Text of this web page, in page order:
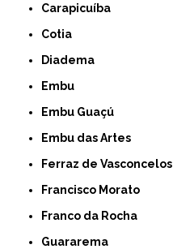
Carapicuíba
Cotia
Diadema
Embu
Embu Guaçú
Embu das Artes
Ferraz de Vasconcelos
Francisco Morato
Franco da Rocha
Guararema